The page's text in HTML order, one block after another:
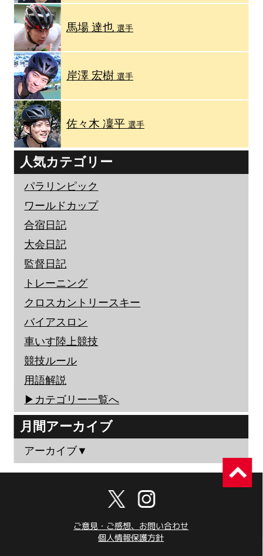
馬場 達也選手
岸澤 宏樹選手
佐々木 凜平 選手
人気カテゴリー
パラリンピック
ワールドカップ
合宿日記
大会日記
監督日記
トレーニング
クロスカントリースキー
バイアスロン
車いす陸上競技
競技ルール
用語解説
▶︎カテゴリー一覧へ
月間アーカイブ
アーカイブ▼
ご意見・ご感想、お問い合わせ
個人情報保護方針